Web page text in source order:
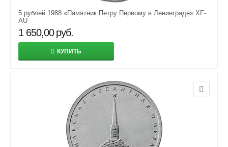
5 рублей 1988 «Памятник Петру Первому в Ленинграде» XF-
AU
1 650,00 руб.
КУПИТЬ